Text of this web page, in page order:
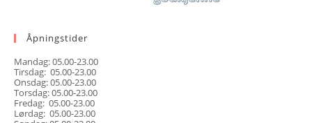
Åpningstider
Mandag: 05.00-23.00
Tirsdag: 05.00-23.00
Onsdag: 05.00-23.00
Torsdag: 05.00-23.00
Fredag: 05.00-23.00
Lørdag: 05.00-23.00